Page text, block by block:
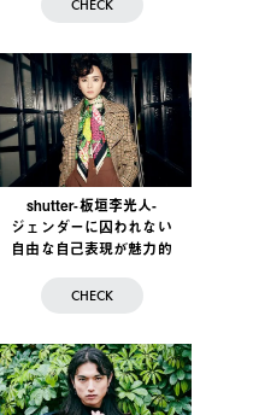
CHECK
shutter-板垣李光人-
ジェンダーに囚われない
自由な自己表現が魅力的
CHECK